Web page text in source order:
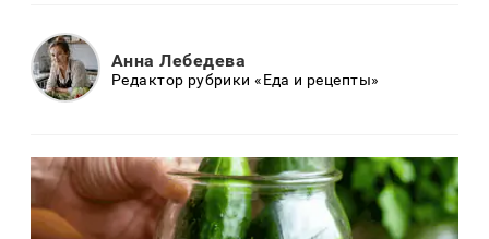
Анна Лебедева
Редактор рубрики «Еда и рецепты»